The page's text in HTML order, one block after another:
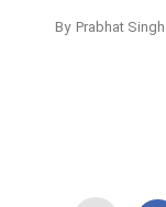
By Prabhat Singh